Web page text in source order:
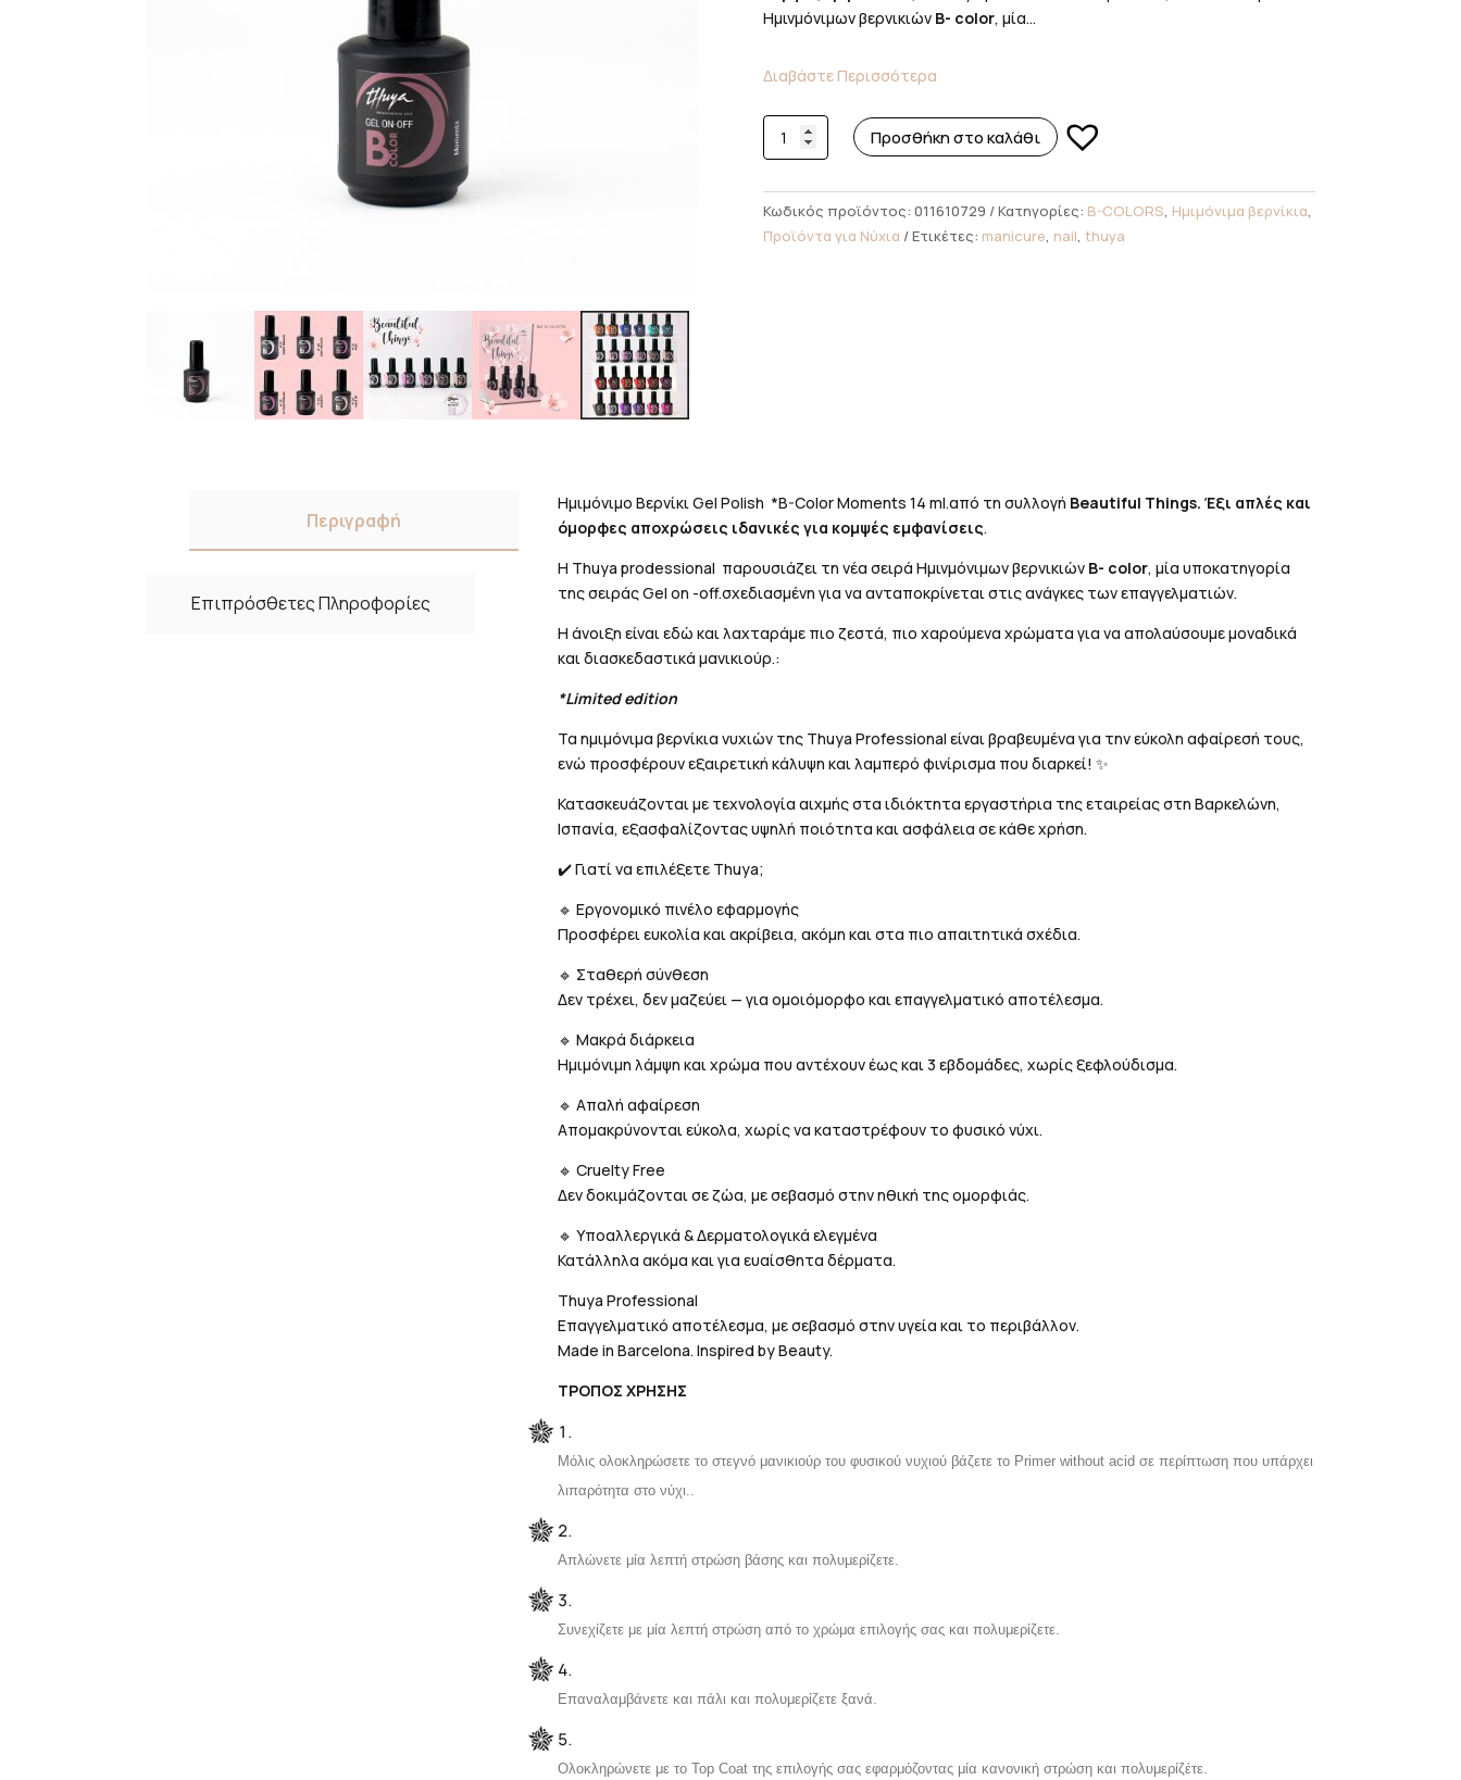
Ημινμόνιμων βερνικιών B- color, μία...
Διαβάστε Περισσότερα
Thuya
-
Βερνίκι
Color
Προσθήκη στο καλάθι
Κωδικός προϊόντος: 011610729 Κατηγορίες: B-COLORS, Ημιμόνιμα βερνίκια,
Προϊόντα για Νύχια
Ετικέτες: manicure, nail, thuya
Περιγραφή
Επιπρόσθετες Πληροφορίες
Ημιμόνιμο Βερνίκι Gel Polish *B-Color Moments 14 ml.από τη συλλογή Beautiful Things. Έξι απλές και
όμορφες αποχρώσεις ιδανικές για κομψές εμφανίσεις.
Η Thuya prodessional παρουσιάζει τη νέα σειρά Ημινμόνιμων βερνικιών B- color, μία υποκατηγορία
της σειράς Gel on -off.σχεδιασμένη για να ανταποκρίνεται στις ανάγκες των επαγγελματιών.
Η άνοιξη είναι εδώ και λαχταράμε πιο ζεστά, πιο χαρούμενα χρώματα για να απολαύσουμε μοναδικά
και διασκεδαστικά μανικιούρ.:
*Limited edition
Τα ημιμόνιμα βερνίκια νυχιών της Thuya Professional είναι βραβευμένα για την εύκολη αφαίρεσή τους,
ενώ προσφέρουν εξαιρετική κάλυψη και λαμπερό φινίρισμα που διαρκεί! ✨
Κατασκευάζονται με τεχνολογία αιχμής στα ιδιόκτητα εργαστήρια της εταιρείας στη Βαρκελώνη,
Ισπανία, εξασφαλίζοντας υψηλή ποιότητα και ασφάλεια σε κάθε χρήση.
✔️ Γιατί να επιλέξετε Thuya;
🔹 Εργονομικό πινέλο εφαρμογής
Προσφέρει ευκολία και ακρίβεια, ακόμη και στα πιο απαιτητικά σχέδια.
🔹 Σταθερή σύνθεση
Δεν τρέχει, δεν μαζεύει — για ομοιόμορφο και επαγγελματικό αποτέλεσμα.
🔹 Μακρά διάρκεια
Ημιμόνιμη λάμψη και χρώμα που αντέχουν έως και 3 εβδομάδες, χωρίς ξεφλούδισμα.
🔹 Απαλή αφαίρεση
Απομακρύνονται εύκολα, χωρίς να καταστρέφουν το φυσικό νύχι.
🔹 Cruelty Free
Δεν δοκιμάζονται σε ζώα, με σεβασμό στην ηθική της ομορφιάς.
🔹 Υποαλλεργικά & Δερματολογικά ελεγμένα
Κατάλληλα ακόμα και για ευαίσθητα δέρματα.
Thuya Professional
Επαγγελματικό αποτέλεσμα, με σεβασμό στην υγεία και το περιβάλλον.
Made in Barcelona. Inspired by Beauty.
ΤΡΟΠΟΣ ΧΡΗΣΗΣ
Μόλις ολοκληρώσετε το στεγνό μανικιούρ του φυσικού νυχιού βάζετε το Primerwithout acid σε περίπτωση που υπάρχει
λιπαρότητα στο νύχι.
Απλώνετε μία λεπτή στρώση βάσης και πολυμερίζετε.
Συνεχίζετε με μία λεπτή στρώση από το χρώμα επιλογής σας και πολυμερίζετε.
Επαναλαμβάνετε και πάλι και πολυμερίζετε ξανά.
Ολοκληρώνετε με το Top Coat της επιλογής σας εφαρμόζοντας μία κανονική στρώση και πολυμερίζέτε.